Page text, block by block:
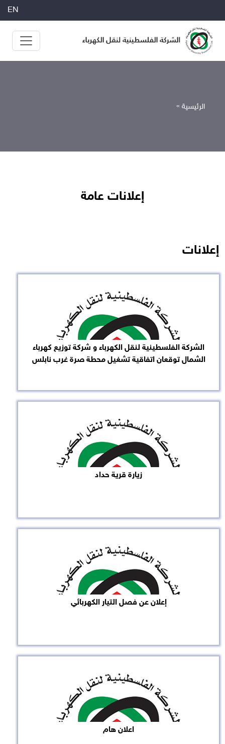
EN
الرئيسية »
إعلانات عامة
إعلانات
الشركة الفلسطينية لنقل الكهرباء و شركة توزيع كهرباء
الشمال توقعان اتفاقية تشغيل محطة صرة غرب نابلس
زيارة قرية حداد
إعلان عن فصل التيار الكهربائي
اعلان هام